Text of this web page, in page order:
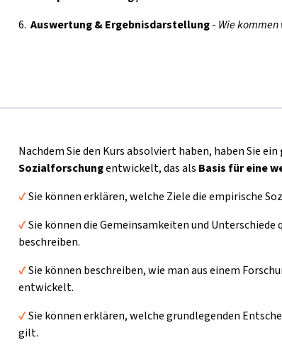
6. Auswertung & Ergebnisdarstellung- Wie kommen
Nachdem Sie den Kurs absolviert haben, haben Sie ein
Sozialforschungentwickelt, das als Basisfür eine
✔️Sie können erklären, welche Ziele die empirische
✔️Sie können die Gemeinsamkeiten und
beschreiben.
✔️Sie können beschreiben, wie man aus einem
entwickelt.
✔️Sie können erklären, welche grundlegenden
gilt.